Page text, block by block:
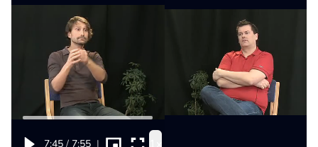
7:45 / 7:55 |